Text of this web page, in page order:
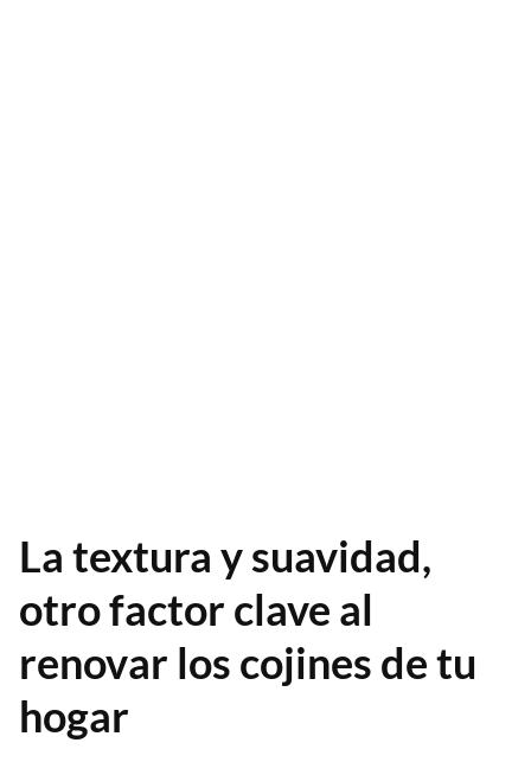
La textura y suavidad,
otro factor clave al
renovar los cojines de tu
hogar